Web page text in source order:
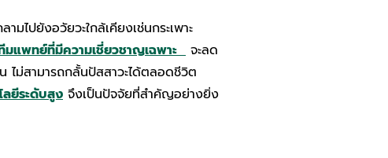
ไปยังอวัยวะใกล้เคียงเช่นกระเพาะ
มแพทย์ที่มีความเชี่ยวชาญเฉพาะ จะลด
ม่สามารถกลั้นปัสสาวะได้ตลอดชีวิต
ลยีระดับสูง จึงเป็นปัจจัยที่สำคัญอย่างยิ่ง